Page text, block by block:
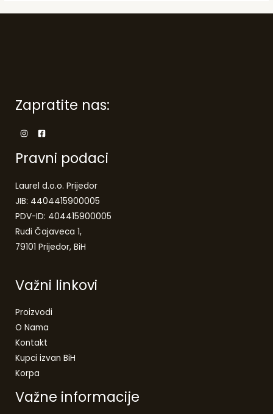
Zapratite nas:
Pravni podaci
Laurel d.o.o. Prijedor
JIB: 4404415900005
PDV-ID: 404415900005
Rudi Čajaveca 1,
79101 Prijedor, BiH
Važni linkovi
Proizvodi
O Nama
Kontakt
Kupci izvan BiH
Korpa
Važne informacije